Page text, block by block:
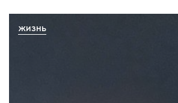
ЖИЗНЬ